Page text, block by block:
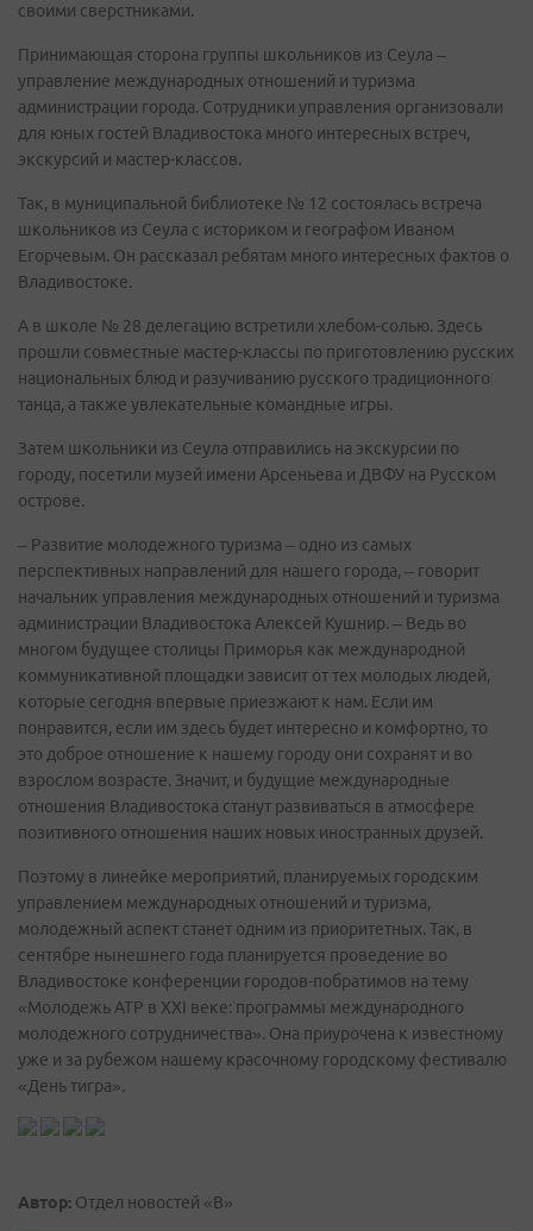
своими сверстниками.
Принимающая сторона группы школьников из Сеула –
управление международных отношений и туризма
администрации города. Сотрудники управления организовали
для юных гостей Владивостока много интересных встреч,
экскурсий и мастер-классов.
Так, в муниципальной библиотеке № 12 состоялась встреча
школьников из Сеула с историком и географом Иваном
Егорчевым. Он рассказал ребятам много интересных фактов о
Владивостоке.
А в школе № 28 делегацию встретили хлебом-солью. Здесь
прошли совместные мастер-классы по приготовлению русских
национальных блюд и разучиванию русского традиционного
танца, а также увлекательные командные игры.
Затем школьники из Сеула отправились на экскурсии по
городу, посетили музей имени Арсеньева и ДВФУ на Русском
острове.
– Развитие молодежного туризма – одно из самых
перспективных направлений для нашего города, – говорит
начальник управления международных отношений и туризма
администрации Владивостока Алексей Кушнир. – Ведь во
многом будущее столицы Приморья как международной
коммуникативной площадки зависит от тех молодых людей,
которые сегодня впервые приезжают к нам. Если им
понравится, если им здесь будет интересно и комфортно, то
это доброе отношение к нашему городу они сохранят и во
взрослом возрасте. Значит, и будущие международные
отношения Владивостока станут развиваться в атмосфере
позитивного отношения наших новых иностранных друзей.
Поэтому в линейке мероприятий, планируемых городским
управлением международных отношений и туризма,
молодежный аспект станет одним из приоритетных. Так, в
сентябре нынешнего года планируется проведение во
Владивостоке конференции городов-побратимов на тему
«Молодежь АТР в XXI веке: программы международного
молодежного сотрудничества». Она приурочена к известному
уже и за рубежом нашему красочному городскому фестивалю
«День тигра».
Автор: Отдел новостей «В»